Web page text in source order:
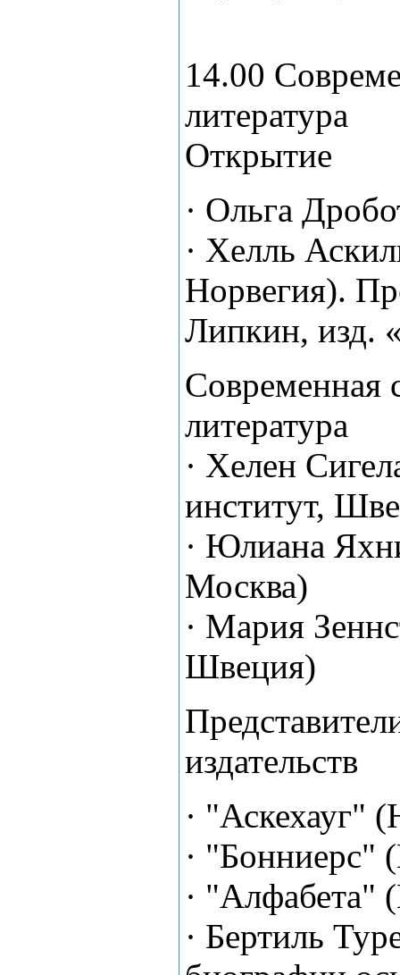
14.00
литература
Открытие
· Ольга
· Хелль
Норвегия).
Липкин, изд.
Современная
литература
· Хелен
институт,
· Юлиана
Москва)
· Мария
Швеция)
издательств
· "Аскехауг"
· "Бонниерс"
· "Алфабета"
· Бертиль